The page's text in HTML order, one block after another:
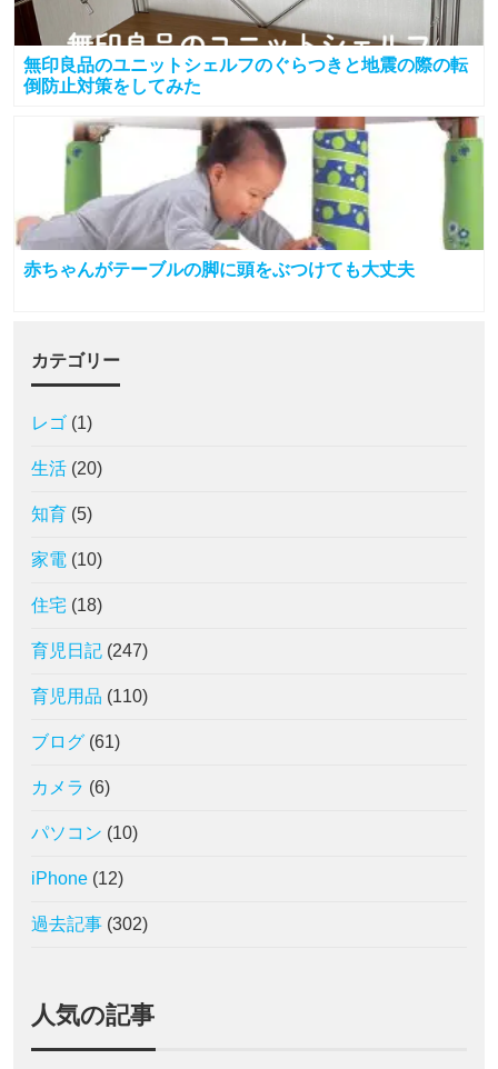
無印良品のユニットシェルフのぐらつきと地震の際の転
倒防止対策をしてみた
赤ちゃんがテーブルの脚に頭をぶつけても大丈夫
カテゴリー
レゴ (1)
生活 (20)
知育 (5)
家電 (10)
住宅 (18)
育児日記 (247)
育児用品 (110)
ブログ (61)
カメラ (6)
パソコン (10)
iPhone (12)
過去記事 (302)
人気の記事